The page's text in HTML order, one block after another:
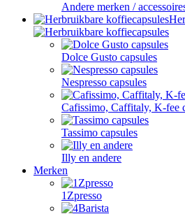
Andere merken /
Dolce Gusto capsules
Nespresso capsules
Cafissimo, Caffitaly, K-fee
Tassimo capsules
Illy en andere
Merken
1Zpresso